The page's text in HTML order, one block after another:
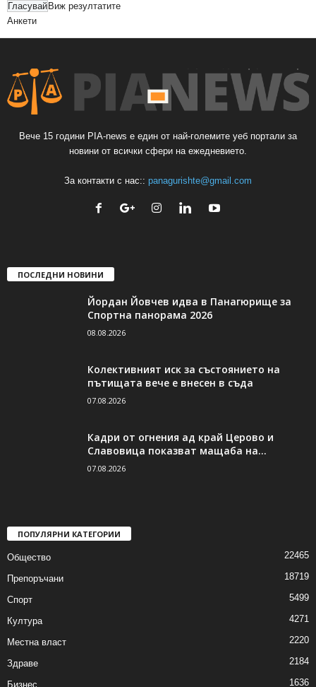
Виж резултатите
Анкети
Вече 15 години PIA-news е един от най-големите уеб портали за
новини от всички сфери на ежедневието.
За контакти с нас:: panagurishte@gmail.com
ПОСЛЕДНИ НОВИНИ
Йордан Йовчев идва в Панагюрище за
Спортна панорама 2026
08.08.2026
Колективният иск за състоянието на
пътищата вече е внесен в съда
07.08.2026
Кадри от огнения ад край Церово и
Славовица показват мащаба на...
07.08.2026
ПОПУЛЯРНИ КАТЕГОРИИ
Общество 22465
Препоръчани 18719
Спорт 5499
Култура 4271
Местна власт 2220
Здраве 2184
Бизнес 1636